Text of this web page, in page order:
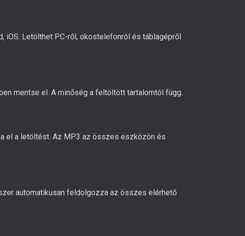
iOS. Letölthet PC-ről, okostelefonról és táblagépről
mentse el. A minőség a feltöltött tartalomtól függ.
el a letöltést. Az MP3 az összes eszközön és
automatikusan feldolgozza az összes elérhető